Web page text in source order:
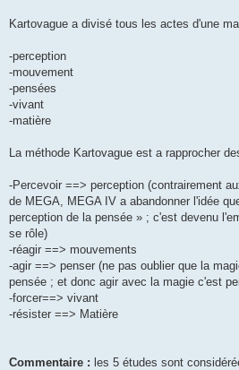
Kartovague a divisé tous les actes d'une
-perception
-mouvement
-pensées
-vivant
-matière
La méthode Kartovague est a rapprocher
-Percevoir ==> perception (contrairement
de MEGA, MEGA IV a abandonner l'idée
perception de la pensée » ; c'est devenu
se rôle)
-réagir ==> mouvements
-agir ==> penser (ne pas oublier que la
pensée ; et donc agir avec la magie c'est
-forcer==> vivant
-résister ==> Matière
Commentaire : les 5 études sont